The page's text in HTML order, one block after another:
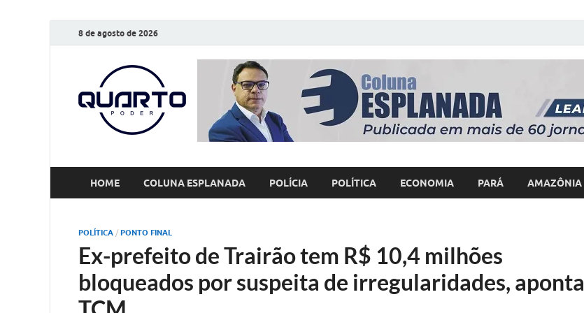
8 de agosto de 2026
O Quarto Poder
Notícias todos os dias
HOME COLUNA ESPLANADA POLÍCIA POLÍTICA ECONOMIA PARÁ AMAZÔNIA
POLÍTICA / PONTO FINAL
Ex-prefeito de Trairão tem R$ 10,4 milhões
bloqueados por suspeita de irregularidades, aponta